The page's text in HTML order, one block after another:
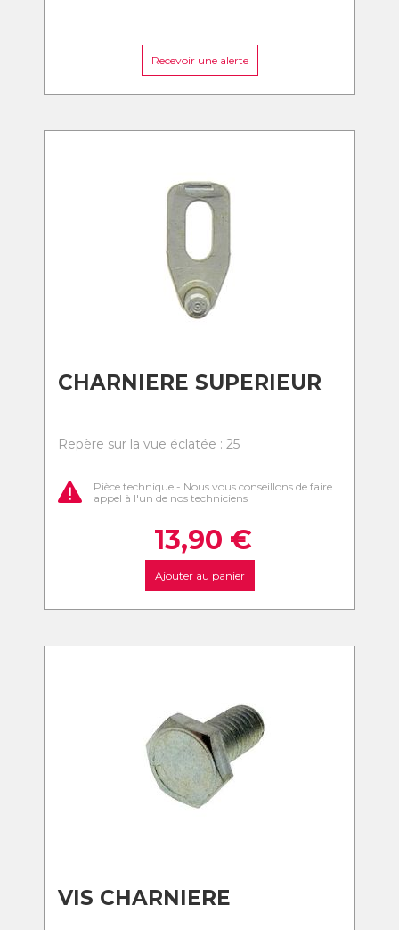
Recevoir une alerte
CHARNIERE SUPERIEUR
Repère sur la vue éclatée : 25
Pièce technique - Nous vous conseillons de faire
appel à l'un de nos techniciens
13,90 €
Ajouter au panier
VIS CHARNIERE